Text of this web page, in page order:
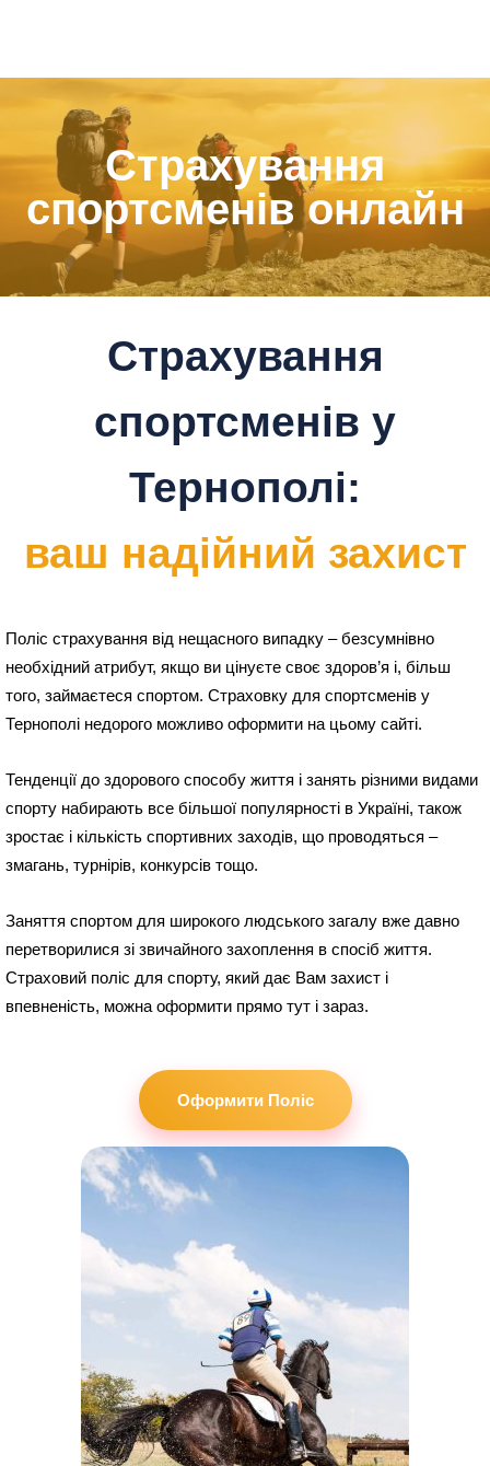
Страхування
спортсменів онлайн
Страхування
спортсменів у
Тернополі:
ваш надійний захист
Поліс страхування від нещасного випадку – безсумнівно
необхідний атрибут, якщо ви цінуєте своє здоров’я і, більш
того, займаєтеся спортом. Страховку для спортсменів у
Тернополі недорого можливо оформити на цьому сайті.
Тенденції до здорового способу життя і занять різними видами
спорту набирають все більшої популярності в Україні, також
зростає і кількість спортивних заходів, що проводяться –
змагань, турнірів, конкурсів тощо.
Заняття спортом для широкого людського загалу вже давно
перетворилися зі звичайного захоплення в спосіб життя.
Страховий поліс для спорту, який дає Вам захист і
впевненість, можна оформити прямо тут і зараз.
Оформити Поліс